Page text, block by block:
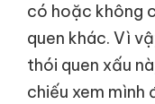
có hoặc không
quen khác. Vì
thói quen xấu
chiếu xem mình